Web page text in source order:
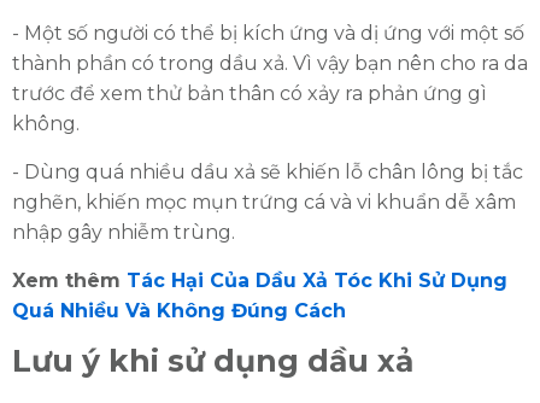
- Một số người có thể bị kích ứng và dị ứng với một số
thành phần có trong dầu xả. Vì vậy bạn nên cho ra da
trước để xem thử bản thân có xảy ra phản ứng gì
không.
- Dùng quá nhiều dầu xả sẽ khiến lỗ chân lông bị tắc
nghẽn, khiến mọc mụn trứng cá và vi khuẩn dễ xâm
nhập gây nhiễm trùng.
Xem thêm Tác Hại Của Dầu Xả Tóc Khi Sử Dụng
Quá Nhiều Và Không Đúng Cách
Lưu ý khi sử dụng dầu xả